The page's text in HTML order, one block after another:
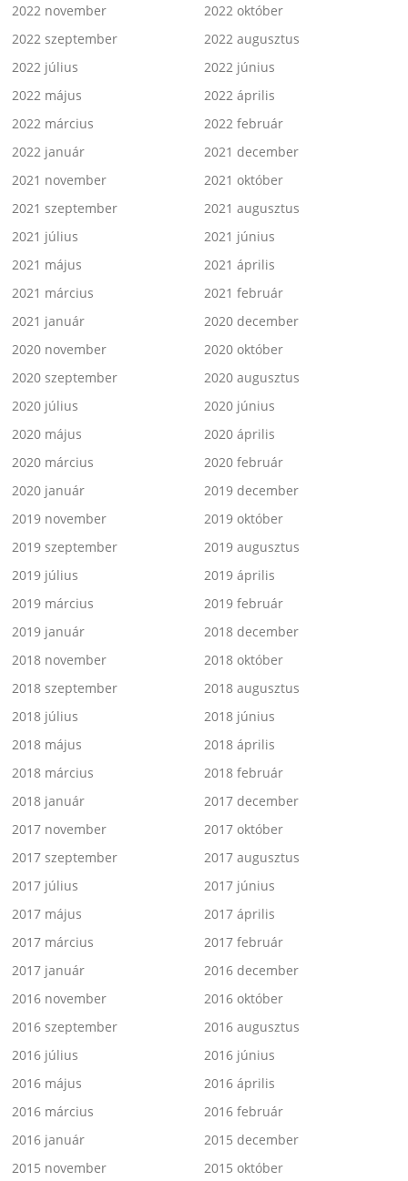
2022 november
2022 október
2022 szeptember
2022 augusztus
2022 július
2022 június
2022 május
2022 április
2022 március
2022 február
2022 január
2021 december
2021 november
2021 október
2021 szeptember
2021 augusztus
2021 július
2021 június
2021 május
2021 április
2021 március
2021 február
2021 január
2020 december
2020 november
2020 október
2020 szeptember
2020 augusztus
2020 július
2020 június
2020 május
2020 április
2020 március
2020 február
2020 január
2019 december
2019 november
2019 október
2019 szeptember
2019 augusztus
2019 július
2019 április
2019 március
2019 február
2019 január
2018 december
2018 november
2018 október
2018 szeptember
2018 augusztus
2018 július
2018 június
2018 május
2018 április
2018 március
2018 február
2018 január
2017 december
2017 november
2017 október
2017 szeptember
2017 augusztus
2017 július
2017 június
2017 május
2017 április
2017 március
2017 február
2017 január
2016 december
2016 november
2016 október
2016 szeptember
2016 augusztus
2016 július
2016 június
2016 május
2016 április
2016 március
2016 február
2016 január
2015 december
2015 november
2015 október